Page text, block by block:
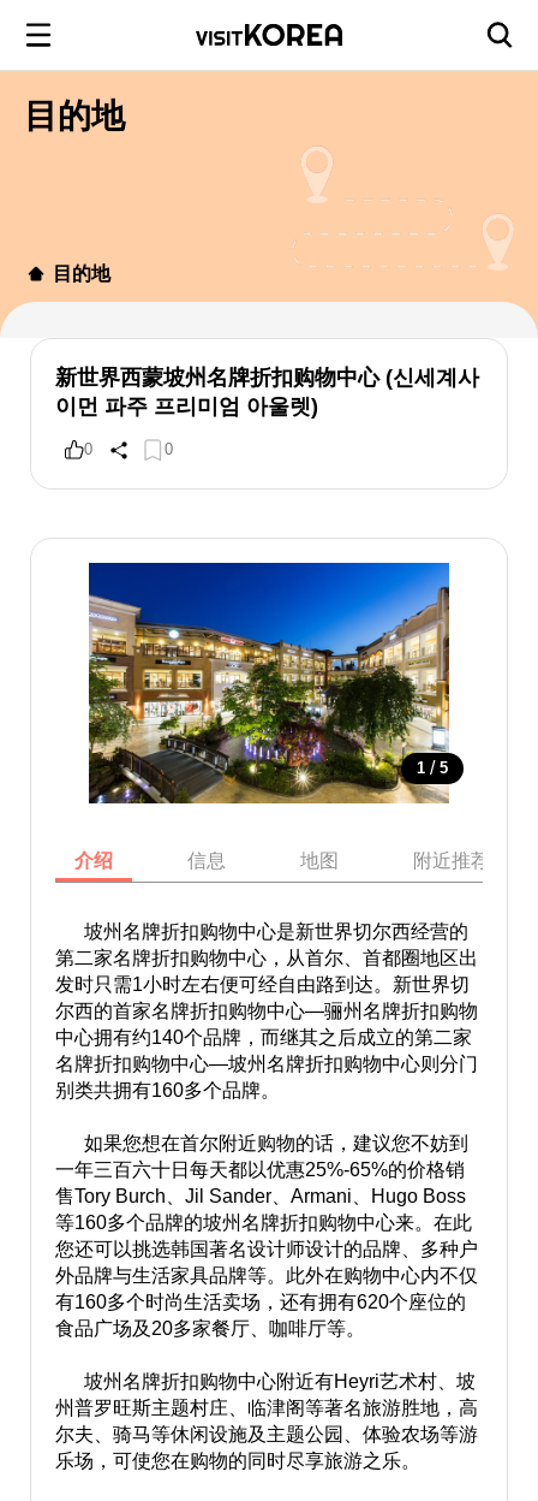
目的地
目的地
新世界西蒙坡州名牌折扣购物中心 (신세계사
이먼 파주 프리미엄 아울렛)
0 0
1 / 5
介绍 信息 地图 附近推荐景点
坡州名牌折扣购物中心是新世界切尔西经营的
第二家名牌折扣购物中心，从首尔、首都圈地区出
发时只需1小时左右便可经自由路到达。新世界切
尔西的首家名牌折扣购物中心—骊州名牌折扣购物
中心拥有约140个品牌，而继其之后成立的第二家
名牌折扣购物中心—坡州名牌折扣购物中心则分门
别类共拥有160多个品牌。
如果您想在首尔附近购物的话，建议您不妨到
一年三百六十日每天都以优惠25%-65%的价格销
售Tory Burch、Jil Sander、Armani、Hugo Boss
等160多个品牌的坡州名牌折扣购物中心来。在此
您还可以挑选韩国著名设计师设计的品牌、多种户
外品牌与生活家具品牌等。此外在购物中心内不仅
有160多个时尚生活卖场，还有拥有620个座位的
食品广场及20多家餐厅、咖啡厅等。
坡州名牌折扣购物中心附近有Heyri艺术村、坡
州普罗旺斯主题村庄、临津阁等著名旅游胜地，高
尔夫、骑马等休闲设施及主题公园、体验农场等游
乐场，可使您在购物的同时尽享旅游之乐。